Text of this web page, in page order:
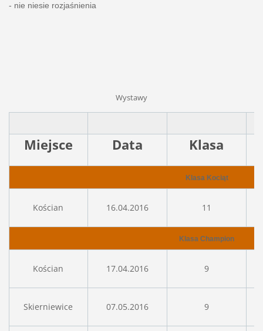
- nie niesie rozjaśnienia
Wystawy
Miejsce Data Klasa
Klasa Kociąt
Kościan 16.04.2016 11
Klasa Champion
Kościan 17.04.2016 9
Skierniewice 07.05.2016 9